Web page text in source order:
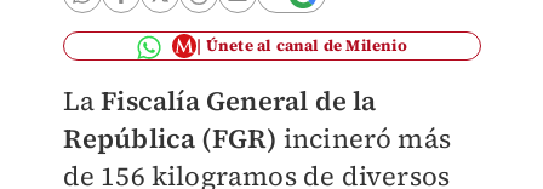
Únete al canal de Milenio
LaFiscalía General de la
República (FGR) incineró más
de 156 kilogramos de diversos